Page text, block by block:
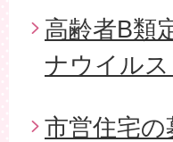
高齢者B類
ナウイルス
市営住宅